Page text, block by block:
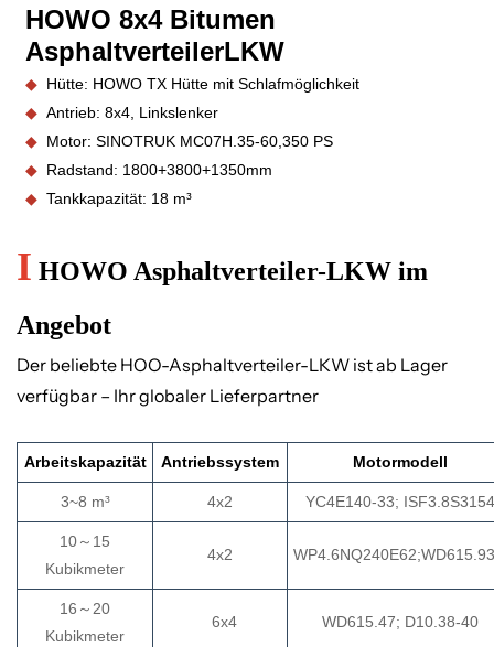
HOWO 8x4 Bitumen
AsphaltverteilerLKW
◆ Hütte: HOWO TX Hütte mit Schlafmöglichkeit
◆ Antrieb: 8x4, Linkslenker
◆ Motor: SINOTRUK MC07H.35-60,350 PS
◆ Radstand: 1800+3800+1350mm
◆ Tankkapazität: 18 m³
I HOWO Asphaltverteiler-LKW im
Angebot
Der beliebte HOO-Asphaltverteiler-LKW ist ab Lager
verfügbar – Ihr globaler Lieferpartner
Arbeitskapazität Antriebssystem Motormodell
3~8 m³ 4x2 YC4E140-33; ISF3.8S3154
10～ 15
Kubikmeter
4x2
16 ～ 20
Kubikmeter
6x4 WD615.47; D10.38-40